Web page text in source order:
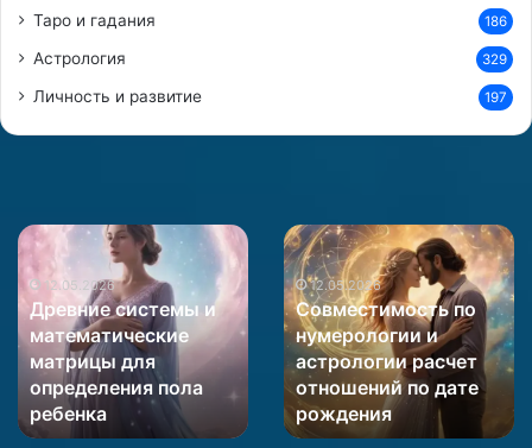
Таро и гадания 186
Астрология 329
Личность и развитие 197
Древние
системы
математические
матрицы
для
определения
пола
ребенка
12.05.2026
Древние системы и
математические
матрицы для
определения пола
ребенка
Совместимость
по
нумерологии
и
астрологии
расчет
отношений
по
дате
12.05.2026
Совместимость по
нумерологии и
астрологии расчет
отношений по дате
рождения